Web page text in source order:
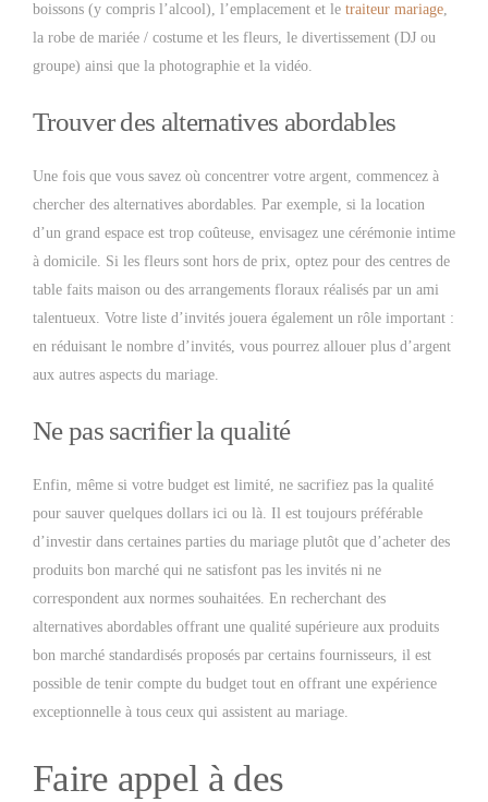
boissons (y compris l’alcool), l’emplacement et le traiteur mariage,
la robe de mariée / costume et les fleurs, le divertissement (DJ ou
groupe) ainsi que la photographie et la vidéo.
Trouver des alternatives abordables
Une fois que vous savez où concentrer votre argent, commencez à
chercher des alternatives abordables. Par exemple, si la location
d’un grand espace est trop coûteuse, envisagez une cérémonie intime
à domicile. Si les fleurs sont hors de prix, optez pour des centres de
table faits maison ou des arrangements floraux réalisés par un ami
talentueux. Votre liste d’invités jouera également un rôle important :
en réduisant le nombre d’invités, vous pourrez allouer plus d’argent
aux autres aspects du mariage.
Ne pas sacrifier la qualité
Enfin, même si votre budget est limité, ne sacrifiez pas la qualité
pour sauver quelques dollars ici ou là. Il est toujours préférable
d’investir dans certaines parties du mariage plutôt que d’acheter des
produits bon marché qui ne satisfont pas les invités ni ne
correspondent aux normes souhaitées. En recherchant des
alternatives abordables offrant une qualité supérieure aux produits
bon marché standardisés proposés par certains fournisseurs, il est
possible de tenir compte du budget tout en offrant une expérience
exceptionnelle à tous ceux qui assistent au mariage.
Faire appel à des